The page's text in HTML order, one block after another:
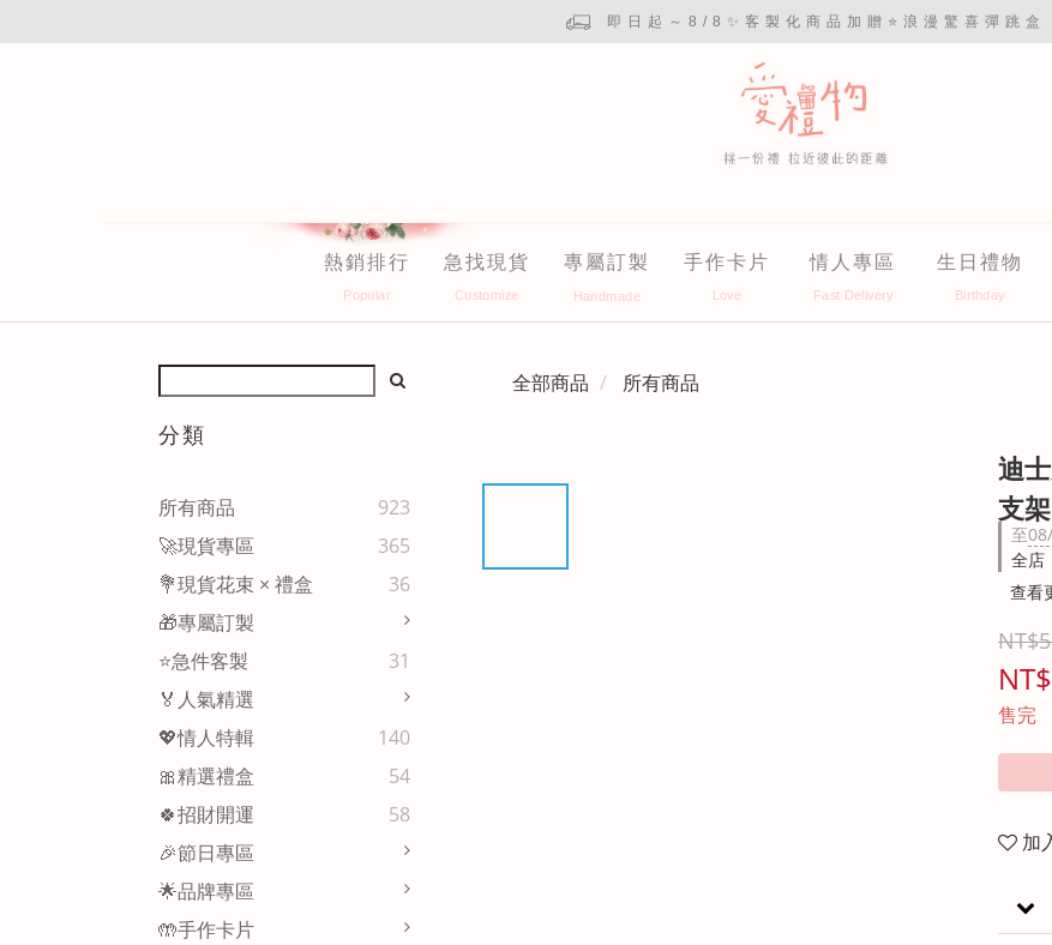
即日起～8/8✨客製化商品加贈⭐浪漫驚喜彈跳盒
熱銷排行 急找現貨 專屬訂製 手作卡片 情人專區 生日禮物
分類
所有商品
923
🚀現貨專區
365
💐現貨花束 × 禮盒
36
🎁專屬訂製
⭐急件客製
31
🏅人氣精選
💖情人特輯
140
🎀精選禮盒
54
🍀招財開運
58
🎉節日專區
🌟品牌專區
🤲手作卡片
全部商品 所有商品
迪
支架
至
全店
查看
售完
加